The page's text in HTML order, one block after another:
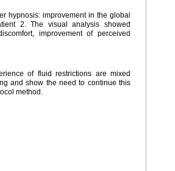
hypnosis: improvement in the global
2. The visual analysis showed
improvement of perceived
of fluid restrictions are mixed
and show the need to continue this
method.